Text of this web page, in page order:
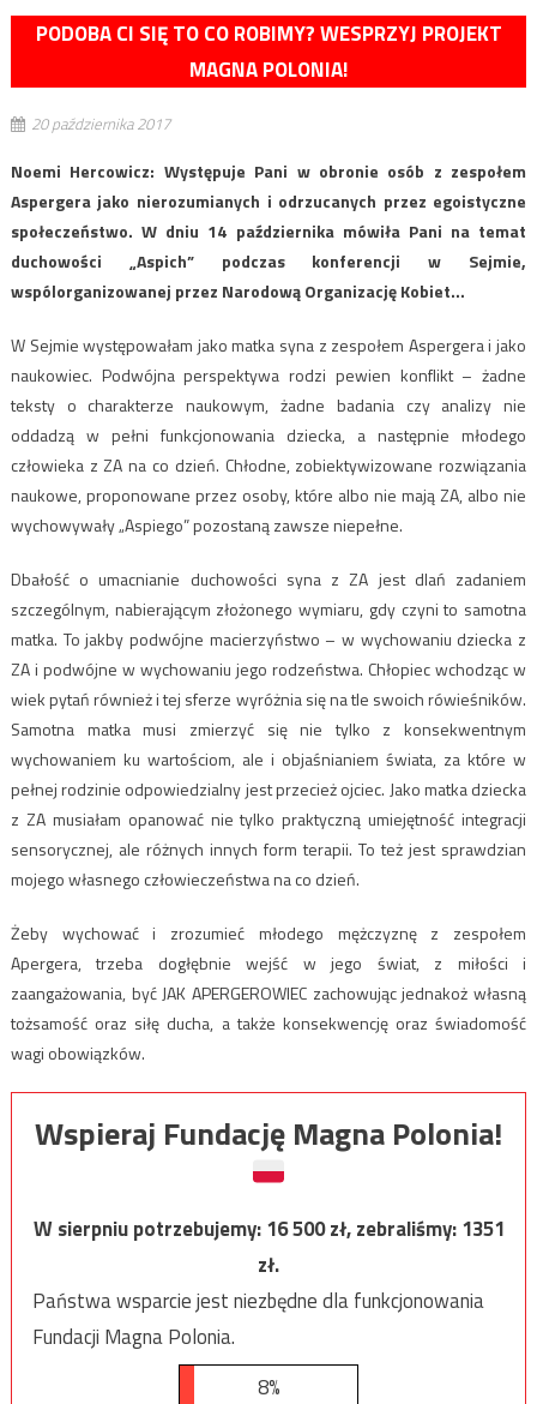
PODOBA CI SIĘ TO CO ROBIMY? WESPRZYJ PROJEKT
MAGNA POLONIA!
20 października 2017
Noemi Hercowicz: Występuje Pani w obronie osób z zespołem
Aspergera jako nierozumianych i odrzucanych przez egoistyczne
społeczeństwo. W dniu 14 października mówiła Pani na temat
duchowości „Aspich” podczas konferencji w Sejmie,
wspólorganizowanej przez Narodową Organizację Kobiet…
W Sejmie występowałam jako matka syna z zespołem Aspergera i jako
naukowiec. Podwójna perspektywa rodzi pewien konflikt – żadne
teksty o charakterze naukowym, żadne badania czy analizy nie
oddadzą w pełni funkcjonowania dziecka, a następnie młodego
człowieka z ZA na co dzień. Chłodne, zobiektywizowane rozwiązania
naukowe, proponowane przez osoby, które albo nie mają ZA, albo nie
wychowywały „Aspiego” pozostaną zawsze niepełne.
Dbałość o umacnianie duchowości syna z ZA jest dlań zadaniem
szczególnym, nabierającym złożonego wymiaru, gdy czyni to samotna
matka. To jakby podwójne macierzyństwo – w wychowaniu dziecka z
ZA i podwójne w wychowaniu jego rodzeństwa. Chłopiec wchodząc w
wiek pytań również i tej sferze wyróżnia się na tle swoich rówieśników.
Samotna matka musi zmierzyć się nie tylko z konsekwentnym
wychowaniem ku wartościom, ale i objaśnianiem świata, za które w
pełnej rodzinie odpowiedzialny jest przecież ojciec. Jako matka dziecka
z ZA musiałam opanować nie tylko praktyczną umiejętność integracji
sensorycznej, ale różnych innych form terapii. To też jest sprawdzian
mojego własnego człowieczeństwa na co dzień.
Żeby wychować i zrozumieć młodego mężczyznę z zespołem
Apergera, trzeba dogłębnie wejść w jego świat, z miłości i
zaangażowania, być JAK APERGEROWIEC zachowując jednakoż własną
tożsamość oraz siłę ducha, a także konsekwencję oraz świadomość
wagi obowiązków.
Wspieraj Fundację Magna Polonia!
W sierpniu potrzebujemy:16 500zł, zebraliśmy:1351
zł.
Państwa wsparcie jest niezbędne dla funkcjonowania
Fundacji Magna Polonia.
8%